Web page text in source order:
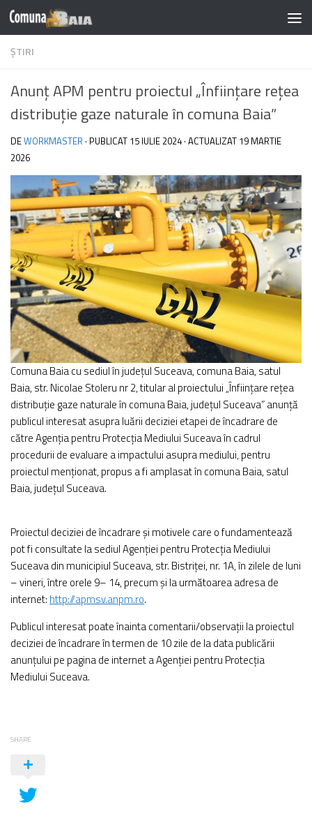
Acest
include
accesibilitate.
Skip to content
ȘTIRI
Anunț APM pentru proiectul „Înființare rețea
distribuție gaze naturale în comuna Baia”
DEWORKMASTER · PUBLICAT 15 IULIE 2024 · ACTUALIZAT 19 MARTIE
2026
Comuna Baia cu sediul în județul Suceava, comuna Baia, satul
Baia, str. Nicolae Stoleru nr 2, titular al proiectului „Înființare rețea
distribuție gaze naturale în comuna Baia, județul Suceava” anunță
publicul interesat asupra luării deciziei etapei de încadrare de
către Agenția pentru Protecția Mediului Suceava în cadrul
procedurii de evaluare a impactului asupra mediului, pentru
proiectul menționat, propus a fi amplasat în comuna Baia, satul
Baia, județul Suceava.
Proiectul deciziei de încadrare și motivele care o fundamentează
pot fi consultate la sediul Agenției pentru Protecția Mediului
Suceava din municipiul Suceava, str. Bistriței, nr. 1A, în zilele de luni
– vineri, între orele 9– 14, precum și la următoarea adresa de
internet: http://apmsv.anpm.ro.
Publicul interesat poate înainta comentarii/observații la proiectul
deciziei de încadrare în termen de 10 zile de la data publicării
anunțului pe pagina de internet a Agenției pentru Protecția
Mediului Suceava.
SHARE